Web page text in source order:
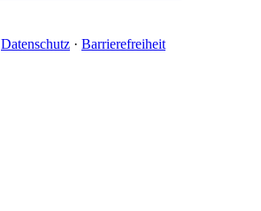
Datenschutz · Barrierefreiheit